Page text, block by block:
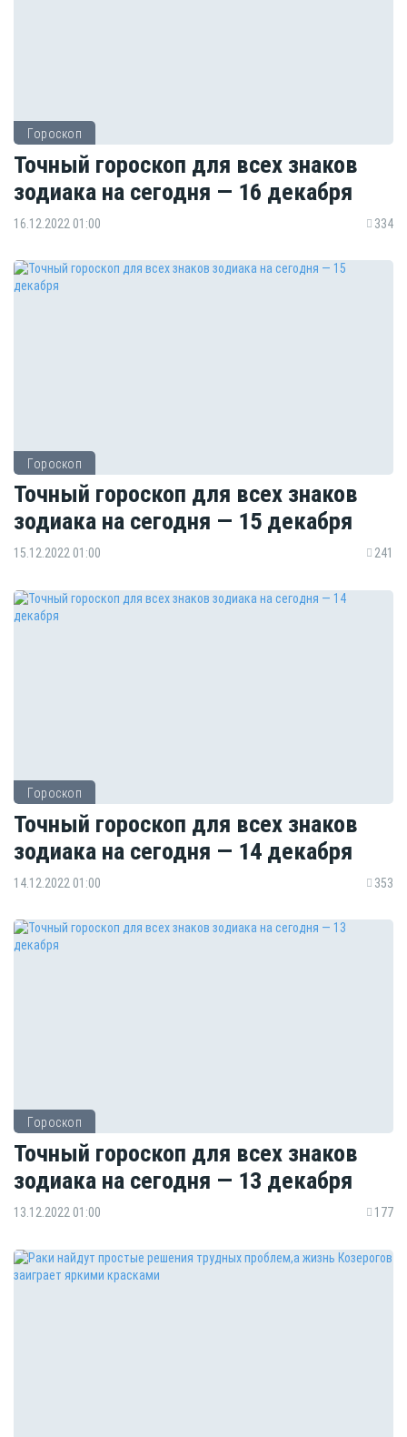
Гороскоп
Точный гороскоп для всех знаков
зодиака на сегодня — 16 декабря
16.12.2022 01:00 334
Гороскоп
Точный гороскоп для всех знаков
зодиака на сегодня — 15 декабря
15.12.2022 01:00 241
Гороскоп
Точный гороскоп для всех знаков
зодиака на сегодня — 14 декабря
14.12.2022 01:00 353
Гороскоп
Точный гороскоп для всех знаков
зодиака на сегодня — 13 декабря
13.12.2022 01:00 177